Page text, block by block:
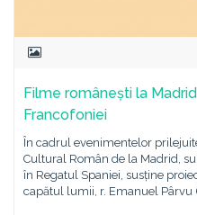
Filme românești la
Francofoniei
În cadrul evenimentelor
Cultural Român de la Madrid,
în Regatul Spaniei, susține
capătul lumii, r. Emanuel Pârvu